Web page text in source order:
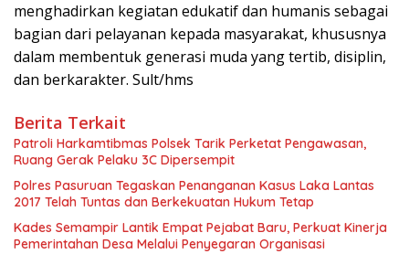
menghadirkan kegiatan edukatif dan humanis sebagai
bagian dari pelayanan kepada masyarakat, khususnya
dalam membentuk generasi muda yang tertib, disiplin,
dan berkarakter. Sult/hms
Berita Terkait
Patroli Harkamtibmas Polsek Tarik Perketat Pengawasan,
Ruang Gerak Pelaku 3C Dipersempit
Polres Pasuruan Tegaskan Penanganan Kasus Laka Lantas
2017 Telah Tuntas dan Berkekuatan Hukum Tetap
Kades Semampir Lantik Empat Pejabat Baru, Perkuat Kinerja
Pemerintahan Desa Melalui Penyegaran Organisasi